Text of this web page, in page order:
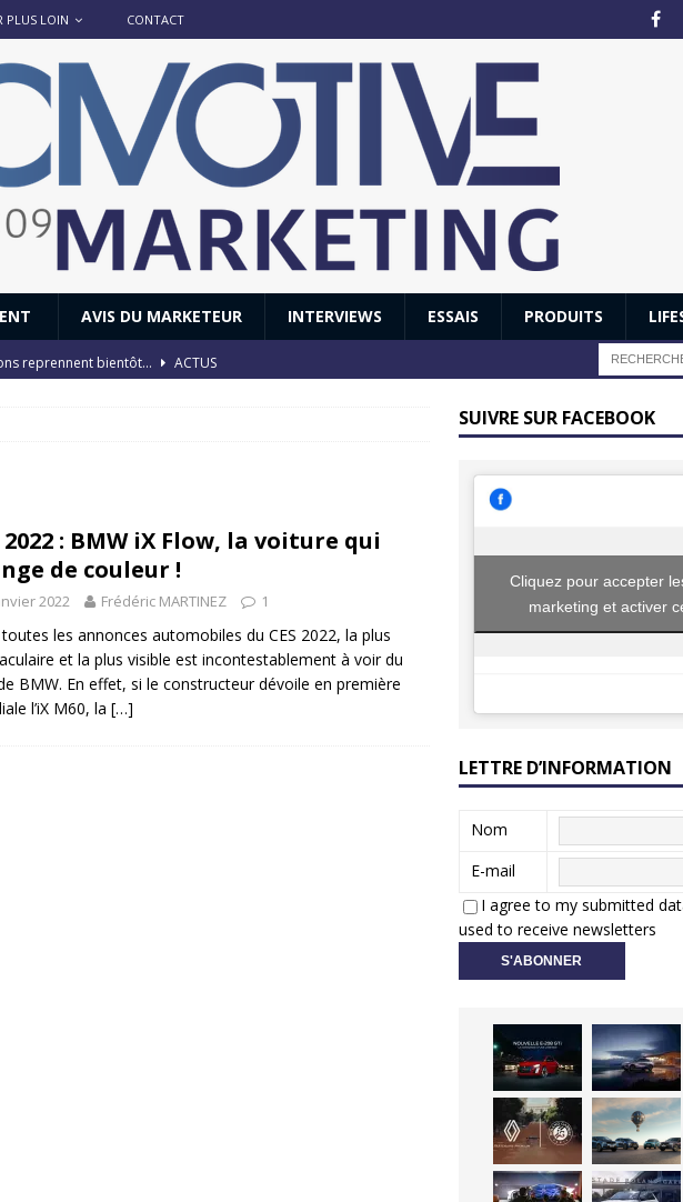
PLUS LOIN CONTACT
AVIS DU MARKETEUR INTERVIEWS ESSAIS PRODUITS
reprennent bientôt…
ACTUS
: Honda dévoile un spot publicitaire… confiné! ACTUS
2022 : BMW iX Flow, la voiture qui
de couleur !
2022 Frédéric MARTINEZ 1
les annonces automobiles du CES 2022, la plus
et la plus visible est incontestablement à voir du
BMW. En effet, si le constructeur dévoile en première
l’iX M60, la […]
SUIVRE SUR FACEBOOK
Cliquez pour accepter
marketing et activer
LETTRE D’INFORMATION
Nom
E-mail
I agree to my submitted
used to receive newsletters